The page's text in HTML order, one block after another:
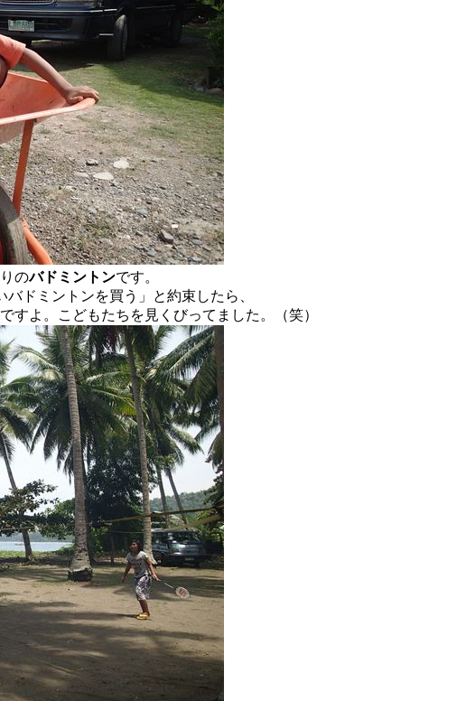
のバドミントンです。
バドミントンを買う」と約束したら、
すよ。こどもたちを見くびってました。（笑）